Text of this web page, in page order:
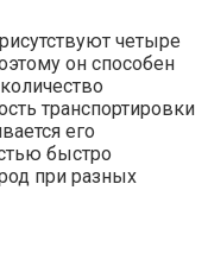
четыре
он способен
транспортировки
его
быстро
при разных